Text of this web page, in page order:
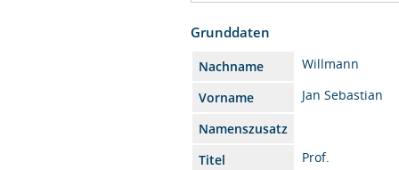
Grunddaten
Nachname
Willmann
Vorname
Jan Sebastian
Namenszusatz
Titel
Prof.